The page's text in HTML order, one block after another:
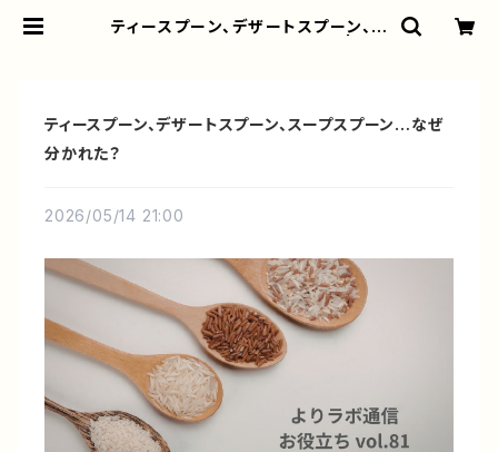
ティースプーン、デザートスプーン、ス
ティースプーン、デザートスプーン、スープスプーン…なぜ
分かれた？
2026/05/14 21:00